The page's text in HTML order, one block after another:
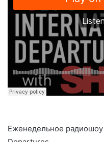
Еженедельное радиошоу